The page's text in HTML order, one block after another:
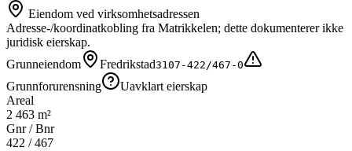
Eiendom ved virksomhetsadressen
Adresse-/koordinatkobling fra Matrikkelen; dette dokumenterer ikke
juridisk eierskap.
Grunneiendom
Fredrikstad3107-422/467-0
Grunnforurensning
Uavklart eierskap
Areal
2 463 m²
Gnr / Bnr
422 /467